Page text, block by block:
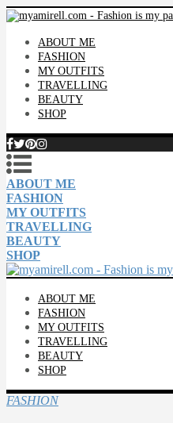
ABOUT ME
FASHION
MY OUTFITS
TRAVELLING
BEAUTY
SHOP
ABOUT ME
FASHION
MY OUTFITS
TRAVELLING
BEAUTY
SHOP
ABOUT ME
FASHION
MY OUTFITS
TRAVELLING
BEAUTY
SHOP
FASHION